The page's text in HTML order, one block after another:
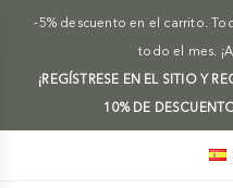
-5% descuento en el carrito.
todo el mes.
¡REGÍSTRESE EN EL SITIO Y
10% DE